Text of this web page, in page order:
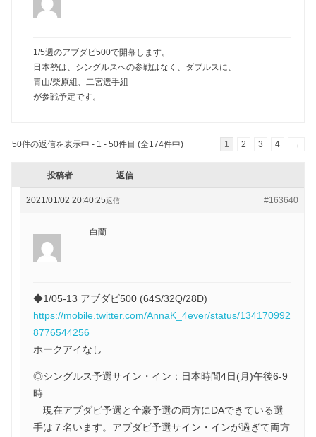
1/5週のアブダビ500で開幕します。
日本勢は、シングルスへの参戦はなく、ダブルスに、
青山/柴原組、二宮選手組
が参戦予定です。
50件の返信を表示中 - 1 - 50件目 (全174件中) 1 2 3 4 →
投稿者 返信
2021/01/02 20:40:25 #163640
返信
白蘭
◆1/05-13 アブダビ500 (64S/32Q/28D)
https://mobile.twitter.com/AnnaK_4ever/status/134170992
8776544256
ホークアイなし
◎シングルス予選サイン・イン：日本時間4日(月)午後6-9
時
現在アブダビ予選と全豪予選の両方にDAできている選
手は７名います。アブダビ予選サイン・インが過ぎて両方